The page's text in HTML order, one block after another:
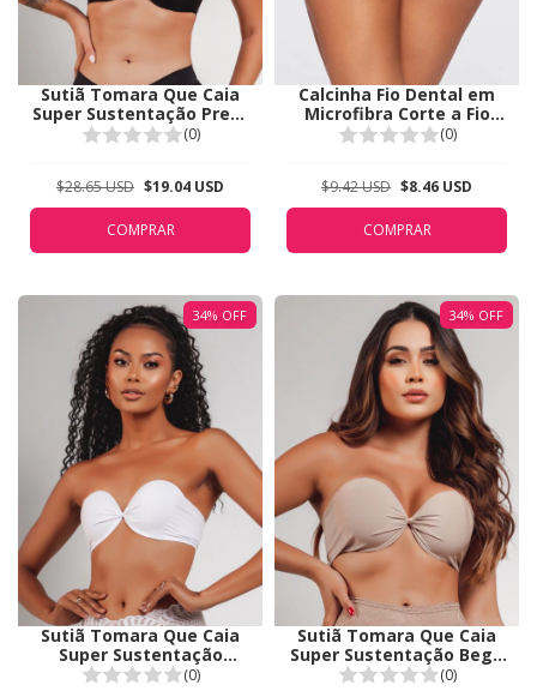
Sutiã Tomara Que Caia
Super Sustentação Preto
5311
(0)
$28.65 USD $19.04 USD
COMPRAR
Calcinha Fio Dental em
Microfibra Corte a Fio
Valisere Bronze 44213
(0)
$9.42 USD $8.46 USD
COMPRAR
34% OFF
Sutiã Tomara Que Caia
Super Sustentação
Branco 5311(0)
34% OFF
Sutiã Tomara Que Caia
Super Sustentação Bege
5311
(0)